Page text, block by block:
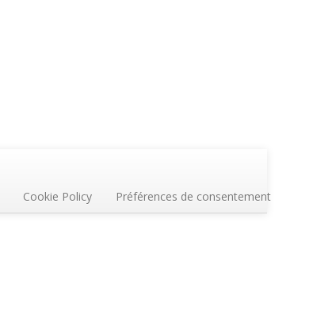
Cookie Policy Préférences de consentement